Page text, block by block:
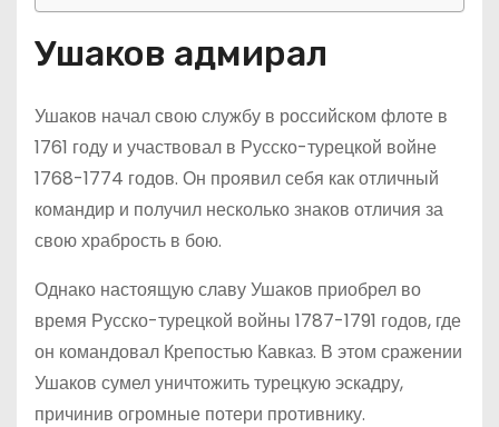
Ушаков адмирал
Ушаков начал свою службу в российском флоте в
1761 году и участвовал в Русско-турецкой войне
1768-1774 годов. Он проявил себя как отличный
командир и получил несколько знаков отличия за
свою храбрость в бою.
Однако настоящую славу Ушаков приобрел во
время Русско-турецкой войны 1787-1791 годов, где
он командовал Крепостью Кавказ. В этом сражении
Ушаков сумел уничтожить турецкую эскадру,
причинив огромные потери противнику.